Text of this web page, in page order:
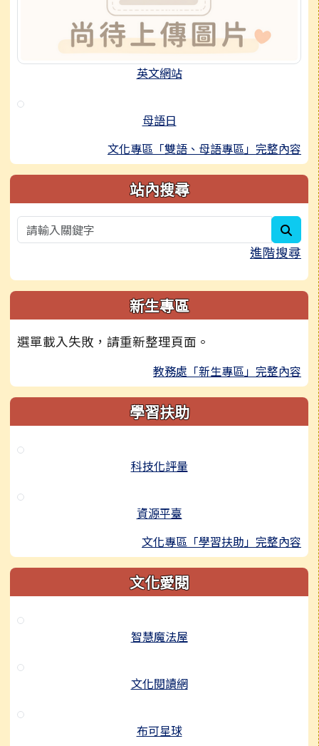
英文網站
母語日
文化專區「雙語、母語專區」完整內容
站內搜尋
進階搜尋
新生專區
選單載入失敗，請重新整理頁面。
教務處「新生專區」完整內容
學習扶助
科技化評量
資源平臺
文化專區「學習扶助」完整內容
文化愛閱
智慧魔法屋
文化閱讀網
布可星球